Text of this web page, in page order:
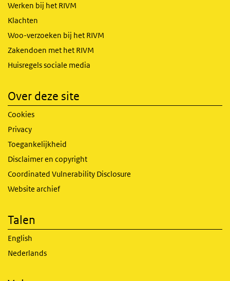
Werken bij het RIVM
Klachten
Woo-verzoeken bij het RIVM
Zakendoen met het RIVM
Huisregels sociale media
Over deze site
Cookies
Privacy
Toegankelijkheid
Disclaimer en copyright
Coordinated Vulnerability Disclosure
Website archief
Talen
English
Nederlands